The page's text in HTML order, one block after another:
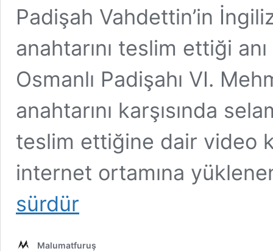
Padişah Vahdettin’in
anahtarını teslim ettiği
Osmanlı Padişahı VI.
anahtarını karşısında
teslim ettiğine dair video
internet ortamına
sürdür
Malumatfuruş